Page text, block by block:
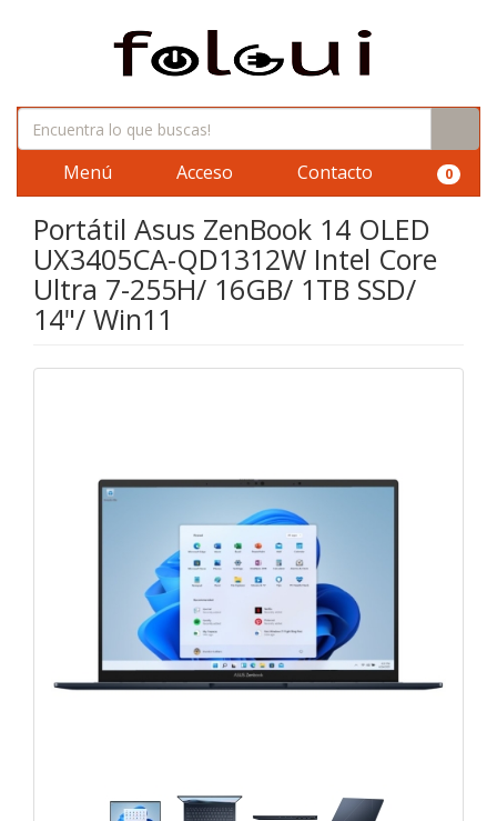
Menú Acceso Contacto 0
Portátil Asus ZenBook 14 OLED
UX3405CA-QD1312W Intel Core
Ultra 7-255H/ 16GB/ 1TB SSD/
14"/ Win11